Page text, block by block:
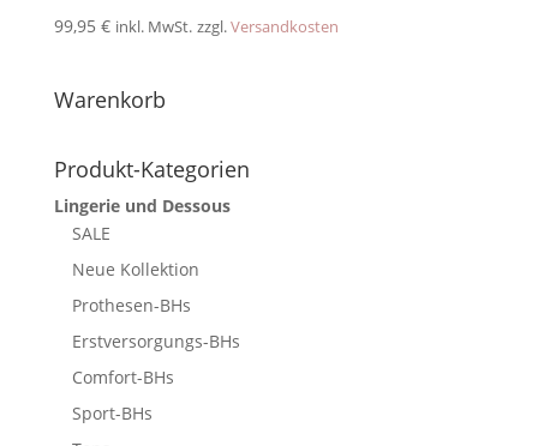
99,95 € inkl. MwSt. zzgl.Versandkosten
Warenkorb
Produkt-Kategorien
Lingerie und Dessous
SALE
Neue Kollektion
Prothesen-BHs
Erstversorgungs-BHs
Comfort-BHs
Sport-BHs